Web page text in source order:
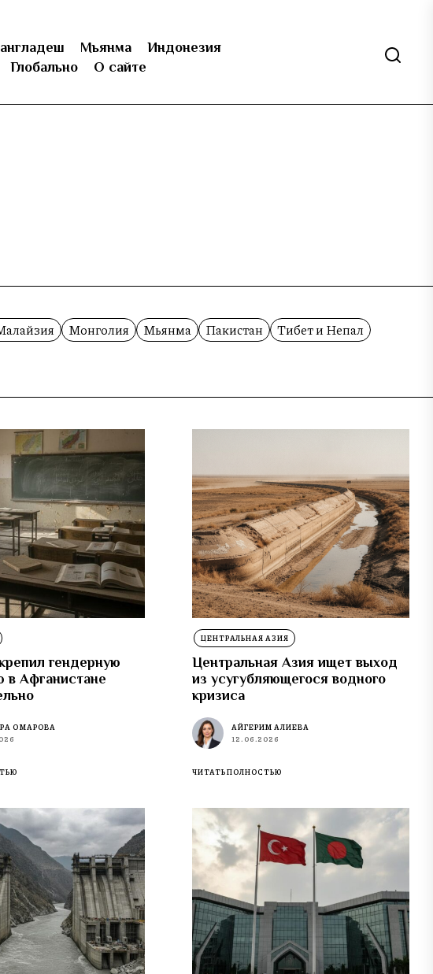
Мьянма
Индонезия
Глобально О сайте
Монголия Мьянма Пакистан
Тибет и Непал
гендерную
в Афганистане
ОМАРОВА
ЦЕНТРАЛЬНАЯ АЗИЯ
Центральная Азия ищет выход
из усугубляющегося водного
кризиса
АЙГЕРИМ АЛИЕВА
12.06.2026
ЧИТАТЬ ПОЛНОСТЬЮ